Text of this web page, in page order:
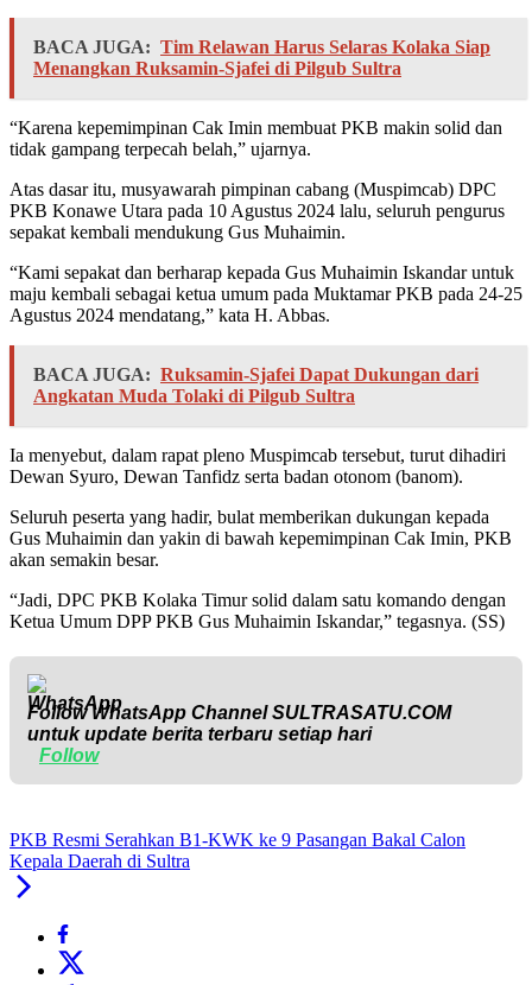
BACA JUGA: Tim Relawan Harus Selaras Kolaka Siap
Menangkan Ruksamin-Sjafei di Pilgub Sultra
“Karena kepemimpinan Cak Imin membuat PKB makin solid dan
tidak gampang terpecah belah,” ujarnya.
Atas dasar itu, musyawarah pimpinan cabang (Muspimcab) DPC
PKB Konawe Utara pada 10 Agustus 2024 lalu, seluruh pengurus
sepakat kembali mendukung Gus Muhaimin.
“Kami sepakat dan berharap kepada Gus Muhaimin Iskandar untuk
maju kembali sebagai ketua umum pada Muktamar PKB pada 24-25
Agustus 2024 mendatang,” kata H. Abbas.
BACA JUGA: Ruksamin-Sjafei Dapat Dukungan dari
Angkatan Muda Tolaki di Pilgub Sultra
Ia menyebut, dalam rapat pleno Muspimcab tersebut, turut dihadiri
Dewan Syuro, Dewan Tanfidz serta badan otonom (banom).
Seluruh peserta yang hadir, bulat memberikan dukungan kepada
Gus Muhaimin dan yakin di bawah kepemimpinan Cak Imin, PKB
akan semakin besar.
“Jadi, DPC PKB Kolaka Timur solid dalam satu komando dengan
Ketua Umum DPP PKB Gus Muhaimin Iskandar,” tegasnya. (SS)
Follow WhatsApp ChannelSULTRASATU.COM
untuk update berita terbaru setiap hari
Follow
PKB Resmi Serahkan B1-KWK ke 9 Pasangan Bakal Calon
Kepala Daerah di Sultra